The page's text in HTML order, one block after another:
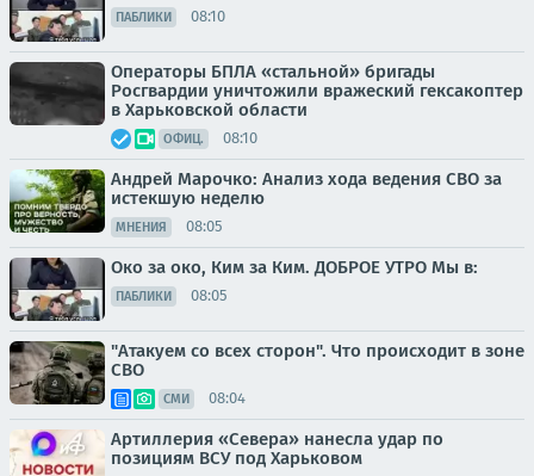
ПАБЛИКИ 08:10
Операторы БПЛА «стальной» бригады
Росгвардии уничтожили вражеский гексакоптер
в Харьковской области
ОФИЦ. 08:10
Андрей Марочко: Анализ хода ведения СВО за
истекшую неделю
МНЕНИЯ 08:05
Око за око, Ким за Ким. ДОБРОЕ УТРО Мы в:
ПАБЛИКИ 08:05
"Атакуем со всех сторон". Что происходит в зоне
СВО
СМИ 08:04
Артиллерия «Севера» нанесла удар по
позициям ВСУ под Харьковом